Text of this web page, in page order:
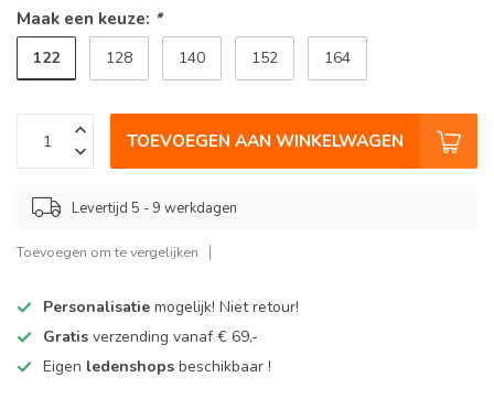
Maak een keuze: *
122 128 140 152 164
TOEVOEGEN AAN WINKELWAGEN
Levertijd 5 - 9 werkdagen
Toevoegen om te vergelijken
Personalisatie mogelijk! Niet retour!
Gratis verzending vanaf € 69,-
Eigen ledenshops beschikbaar !